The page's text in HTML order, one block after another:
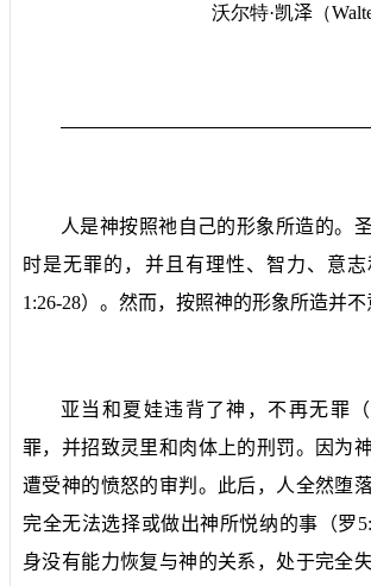
沃尔特·凯泽 （
人是神按照祂自己的形象所造的。
时是无罪的，并且有理性、智力、意
1:26-28）。然而，按照神的形象所造并不
亚当和夏娃违背了神，不再无罪
罪，并招致灵里和肉体上的刑罚。因为
遭受神的愤怒的审判。此后，人全然堕
完全无法选择或做出神所悦纳的事（罗
身没有能力恢复与神的关系，处于完全